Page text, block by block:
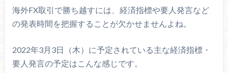
海外FX取引で勝ち越すには、経済指標や要人発言など
の発表時間を把握することが欠かせませんよね。
2022年3月3日（木）に予定されている主な経済指標・
要人発言の予定はこんな感じです。